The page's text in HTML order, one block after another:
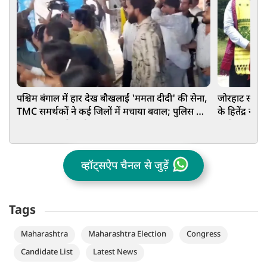
पश्चिम बंगाल में हार देख बौखलाईं 'ममता दीदी' की सेना,
TMC समर्थकों ने कई जिलों में मचाया बवाल; पुलिस को
जोरहाट सीट
के हितेंद्र
व्हॉट्सऐप चैनल से जुड़ें
Tags
Maharashtra Maharashtra Election
Congress
Candidate List
Latest News